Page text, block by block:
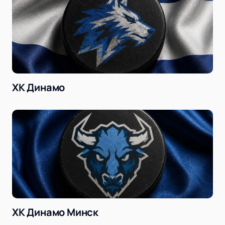
ХК Динамо
ХК Динамо Минск